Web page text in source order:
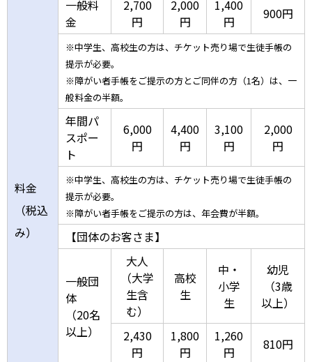
料金
（税込
み）
一般料
金
2,700
円
2,000
円
1,400
円
900円
※中学生、高校生の方は、チケット売り場で生徒手帳の
提示が必要。
※障がい者手帳をご提示の方とご同伴の方（1名）は、一
般料金の半額。
年間パ
スポー
ト
6,000
円
4,400
円
3,100
円
2,000
円
※中学生、高校生の方は、チケット売り場で生徒手帳の
提示が必要。
※障がい者手帳をご提示の方は、年会費が半額。
【団体のお客さま】
一般団
体
（20名
以上）
大人
（大学
生含
む）
高校
生
中・
小学
生
幼児
（3歳
以上）
2,430
円
1,800
円
1,260
円
810円